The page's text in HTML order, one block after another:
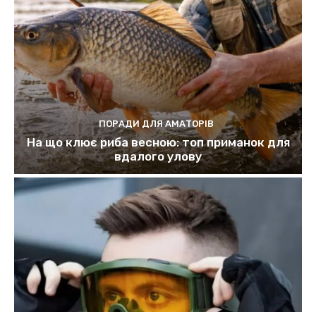
ПОРАДИ ДЛЯ АМАТОРІВ
На що клює риба весною: топ приманок для
вдалого улову